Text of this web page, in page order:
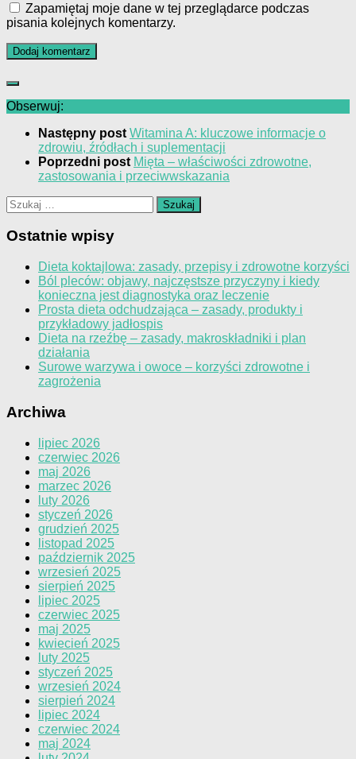
Zapamiętaj moje dane w tej przeglądarce podczas
pisania kolejnych komentarzy.
Obserwuj:
Następny post Witamina A: kluczowe informacje o
zdrowiu, źródłach i suplementacji
Poprzedni post Mięta – właściwości zdrowotne,
zastosowania i przeciwwskazania
Szukaj:
Ostatnie wpisy
Dieta koktajlowa: zasady, przepisy i zdrowotne korzyści
Ból pleców: objawy, najczęstsze przyczyny i kiedy
konieczna jest diagnostyka oraz leczenie
Prosta dieta odchudzająca – zasady, produkty i
przykładowy jadłospis
Dieta na rzeźbę – zasady, makroskładniki i plan
działania
Surowe warzywa i owoce – korzyści zdrowotne i
zagrożenia
Archiwa
lipiec 2026
czerwiec 2026
maj 2026
marzec 2026
luty 2026
styczeń 2026
grudzień 2025
listopad 2025
październik 2025
wrzesień 2025
sierpień 2025
lipiec 2025
czerwiec 2025
maj 2025
kwiecień 2025
luty 2025
styczeń 2025
wrzesień 2024
sierpień 2024
lipiec 2024
czerwiec 2024
maj 2024